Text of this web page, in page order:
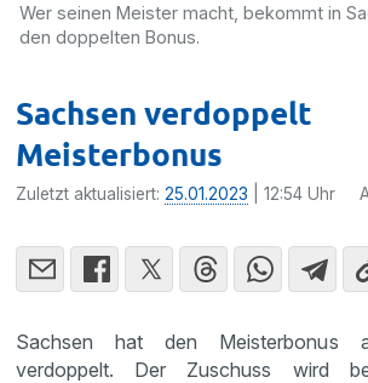
Wer seinen Meister macht, bekommt in
den doppelten Bonus.
Sachsen verdoppelt
Meisterbonus
Zuletzt aktualisiert:25.01.2023 | 12:54 Uhr
Sachsen hat den Meisterbonus
verdoppelt. Der Zuschuss wird